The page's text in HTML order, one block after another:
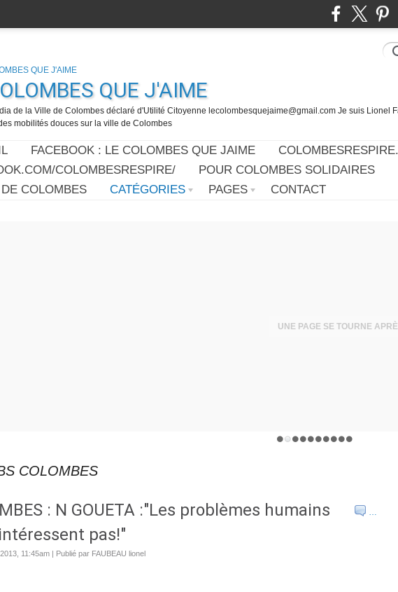
QUE J'AIME
de la Ville de Colombes déclaré d'Utilité Citoyenne lecolombesquejaime@gmail.com Je suis Lionel
mobilités douces sur la ville de Colombes
FACEBOOK : LE COLOMBES QUE JAIME
COLOMBESRESPIRE/
POUR COLOMBES SOLIDAIRES
COLOMBES
CATÉGORIES PAGES CONTACT
COLOMBES
…
: N GOUETA :"Les problèmes humains
pas!"
11:45am | Publié par FAUBEAU lionel